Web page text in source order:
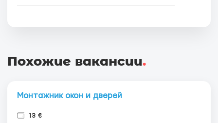
Похожие вакансии.
Монтажник окон и дверей
13 €